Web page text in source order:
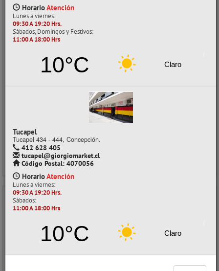
HorarioAtención
Lunes a viernes:
09:30 A 19:20 Hrs.
Sábados, Domingos y Festivos:
11:00 A 18:00 Hrs
10°C Claro
Tucapel
Tucapel 434 - 444, Concepción.
412 628 405
tucapel@giorgiomarket.cl
Código Postal: 4070056
HorarioAtención
Lunes a viernes:
09:30 A 19:20 Hrs.
Sábados:
11:00 A 18:00 Hrs
10°C Claro
ELASTICO BLANCO 60/1.5 0050GR ATLANTIK
CÓDIGO: 02027028
$550con IVA
Precios al por mayor
Ahorro:
Comprar / Cotizar